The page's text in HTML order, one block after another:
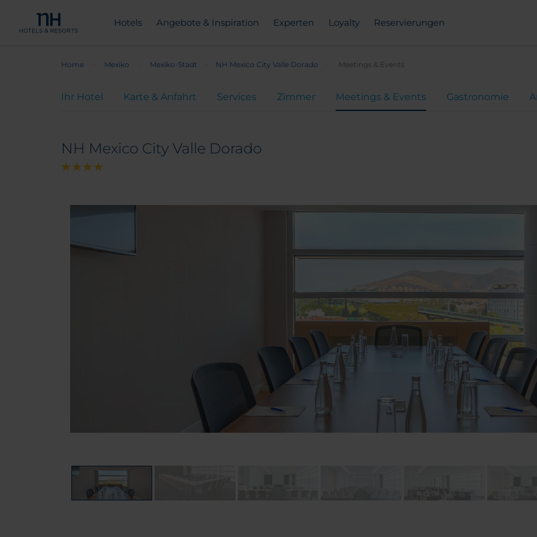
Hotels Angebote & Inspiration Experten Loyalty Reservierungen
Home Mexiko Mexiko-Stadt NH Mexico City Valle Dorado Meetings & Events
Ihr Hotel Karte & Anfahrt Services Zimmer Meetings & Events Gastronomie
NH Mexico City Valle Dorado